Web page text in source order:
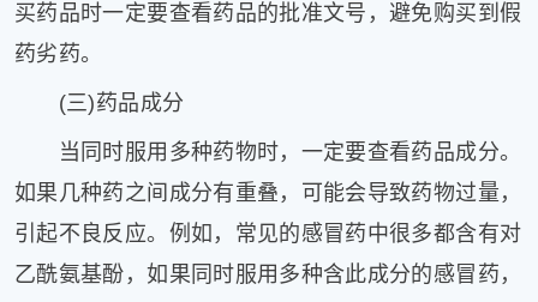
买药品时一定要查看药品的批准文号，避免购买到假
药劣药。
(三)药品成分
当同时服用多种药物时，一定要查看药品成分。
如果几种药之间成分有重叠，可能会导致药物过量，
引起不良反应。例如，常见的感冒药中很多都含有对
乙酰氨基酚，如果同时服用多种含此成分的感冒药，